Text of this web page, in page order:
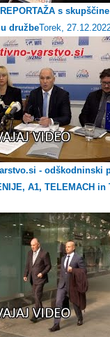
s
družbeTorek,
- odškodninski
A1, TELEMACH in